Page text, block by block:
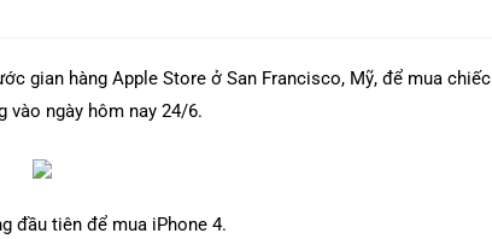
gian hàng Apple Store ở San Francisco, Mỹ, để mua chiếc
ngày hôm nay 24/6.
đầu tiên để mua iPhone 4.